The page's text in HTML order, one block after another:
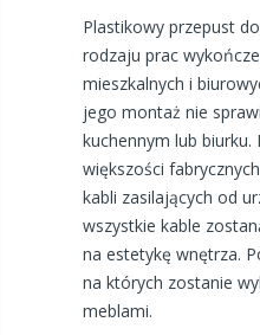
Plastikowy przepust
rodzaju prac
mieszkalnych i
jego montaż nie
kuchennym lub
większości
kabli zasilających od
wszystkie kable
na estetykę wnętrza.
na których zostanie
meblami.